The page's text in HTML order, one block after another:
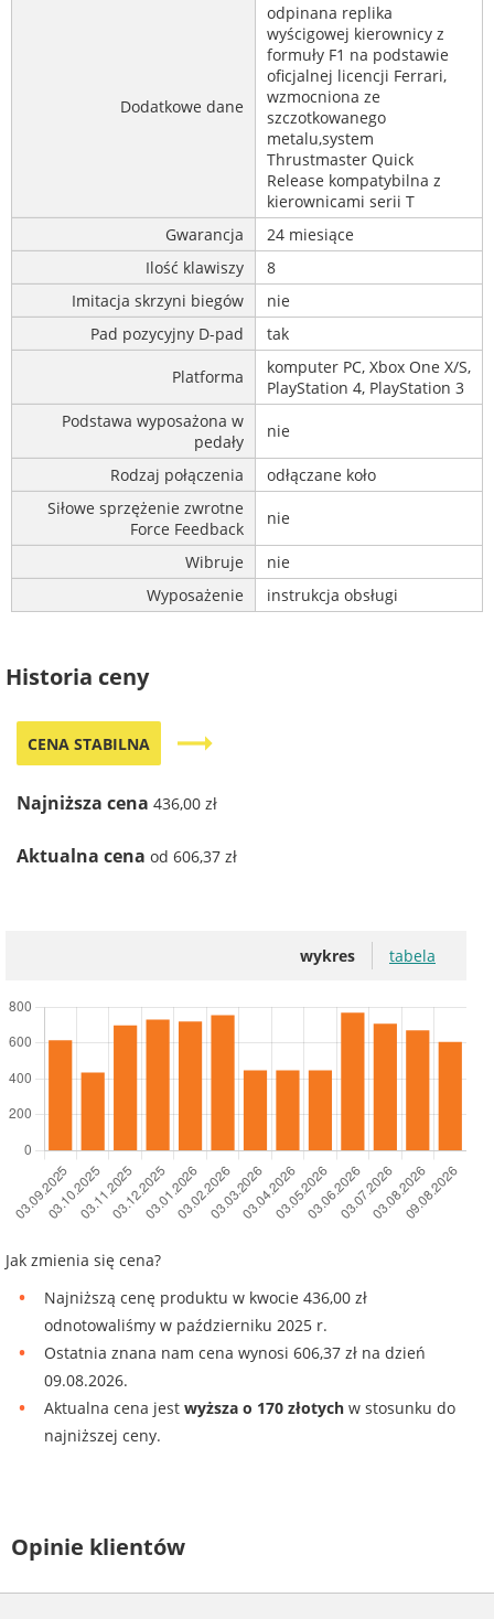
Dodatkowe dane
odpinana replika
wyścigowej kierownicy z
formuły F1 na podstawie
oficjalnej licencji Ferrari,
wzmocniona ze
szczotkowanego
metalu,system
Thrustmaster Quick
Release kompatybilna z
kierownicami serii T
Gwarancja
24 miesiące
Ilość klawiszy
8
Imitacja skrzyni biegów
nie
Pad pozycyjny D-pad
tak
Platforma
komputer PC, Xbox One X/S,
PlayStation 4, PlayStation 3
Podstawa wyposażona w
pedały
nie
Rodzaj połączenia
odłączane koło
Siłowe sprzężenie zwrotne
Force Feedback
nie
Wibruje
nie
Wyposażenie
instrukcja obsługi
Historia ceny
CENA STABILNA trending_flat
Najniższa cena 436,00 zł
Aktualna cena od 606,37 zł
wykres tabela
Jak zmienia się cena?
Najniższą cenę produktu w kwocie 436,00 zł
odnotowaliśmy w październiku 2025 r.
Ostatnia znana nam cena wynosi 606,37 zł na dzień
09.08.2026.
Aktualna cena jest wyższa o 170 złotych w stosunku do
najniższej ceny.
Opinie klientów